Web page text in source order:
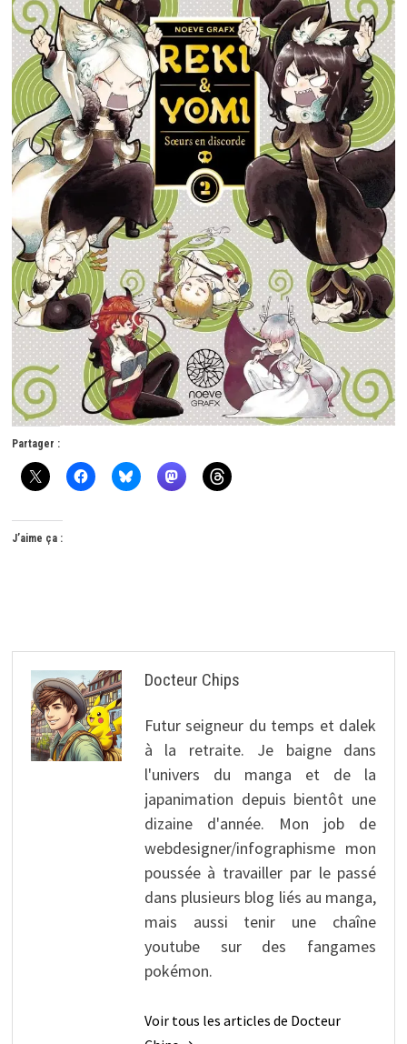
Partager :
J’aime ça :
Docteur Chips
Futur seigneur du temps et dalek
à la retraite. Je baigne dans
l'univers du manga et de la
japanimation depuis bientôt une
dizaine d'année. Mon job de
webdesigner/infographisme mon
poussée à travailler par le passé
dans plusieurs blog liés au manga,
mais aussi tenir une chaîne
youtube sur des fangames
pokémon.
Voir tous les articles de Docteur